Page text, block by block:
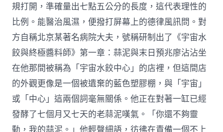
規打開，準確量出七點五公分的長度，這代表理性的
比例。能醫治風濕，便撥打屏幕上的德律風訊問。對
方自稱北京某著名病院大夫，號稱研制出了《宇宙水
餃與終極醬料師》第一章：蒜泥與末日預兆廖沾沾坐
在他那間被稱為「宇宙水餃中心」的店裡，但這間店
的外觀更像是一個被遺棄的藍色塑膠棚，與「宇宙」
或「中心」這兩個詞毫無關係。他正在對著一缸已經
發酵了七個月又七天的老蒜泥嘆氣。「你還不夠靈
動，我的蒜泥。」他輕聲細語，彷彿在責備一個不上